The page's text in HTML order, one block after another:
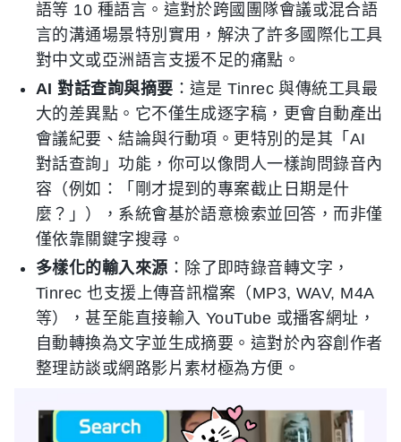
語等 10 種語言。這對於跨國團隊會議或混合語
言的溝通場景特別實用，解決了許多國際化工具
對中文或亞洲語言支援不足的痛點。
AI 對話查詢與摘要 ：這是 Tinrec 與傳統工具最
大的差異點。它不僅生成逐字稿，更會自動產出
會議紀要、結論與行動項。更特別的是其「AI
對話查詢」功能，你可以像問人一樣詢問錄音內
容（例如：「剛才提到的專案截止日期是什
麼？」），系統會基於語意檢索並回答，而非僅
僅依靠關鍵字搜尋。
多樣化的輸入來源 ：除了即時錄音轉文字，
Tinrec 也支援上傳音訊檔案（MP3, WAV, M4A
等），甚至能直接輸入 YouTube 或播客網址，
自動轉換為文字並生成摘要。這對於內容創作者
整理訪談或網路影片素材極為方便。